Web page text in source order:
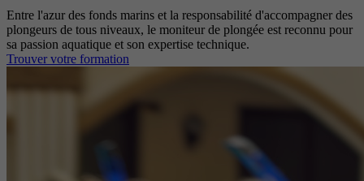
Entre l'azur des fonds marins et la responsabilité d'accompagner des
plongeurs de tous niveaux, le moniteur de plongée est reconnu pour
sa passion aquatique et son expertise technique.
Trouver votre formation